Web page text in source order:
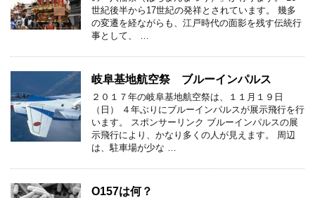
世紀後半から17世紀の発祥とされています。 幾多
の変遷を経ながらも、江戸時代の面影を残す伝統行
事として、 …
岐阜基地航空祭 ブルーインパルス
２０１７年の岐阜基地航空祭は、１１月１９日
（日） ４年ぶりにブルーインパルスが展示飛行を行
います。 スポンサーリンク ブルーインパルスの展
示飛行により、かなり多くの人が見えます。 周辺
は、駐車場が少な …
O157は何？